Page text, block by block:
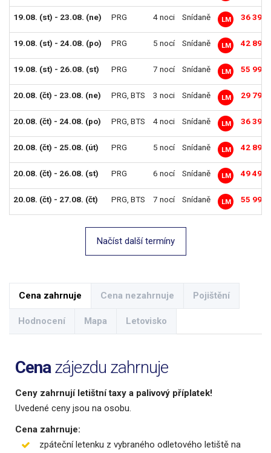
19.08. (st) - 23.08. (ne) PRG 4 noci Snídaně LM 36 390
19.08. (st) - 24.08. (po) PRG 5 nocí Snídaně LM 42 890
19.08. (st) - 26.08. (st) PRG 7 nocí Snídaně LM 55 990
20.08. (čt) - 23.08. (ne) PRG BTS 3 noci Snídaně LM 29 790
20.08. (čt) - 24.08. (po) PRG BTS 4 noci Snídaně LM 36 390
20.08. (čt) - 25.08. (út) PRG 5 nocí Snídaně LM 42 890
20.08. (čt) - 26.08. (st) PRG 6 nocí Snídaně LM 49 490
20.08. (čt) - 27.08. (čt) PRG BTS 7 nocí Snídaně LM 55 990
Načíst další termíny
Cena zahrnuje Cena nezahrnuje Pojištění
Hodnocení Mapa Letovisko
Cenazájezdu zahrnuje
Ceny zahrnují letištní taxy a palivový příplatek!
Uvedené ceny jsou na osobu.
Cena zahrnuje:
zpáteční letenku z vybraného odletového letiště na